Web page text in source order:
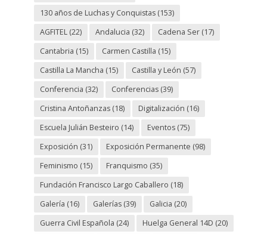
130 años de Luchas y Conquistas(153)
AGFITEL(22) Andalucia (32) Cadena Ser(17)
Cantabria (15) Carmen Castilla (15)
Castilla La Mancha (15) Castilla y León (57)
Conferencia (32) Conferencias(39)
Cristina Antoñanzas(18) Digitalización (16)
Escuela Julián Besteiro (14) Eventos(75)
Exposición (31) Exposición Permanente (98)
Feminismo (15) Franquismo (35)
Fundación Francisco Largo Caballero (18)
Galería (16) Galerías(39) Galicia (20)
Guerra Civil Española (24) Huelga General 14D (20)